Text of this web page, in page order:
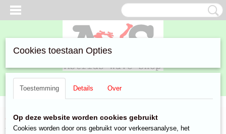
Inloggen Registreren
Home >Aanbiedingen>Speelgoed & Gadgets>
Me Up Sweet Key Charms
Cookies toestaan Opties
Toestemming Details Over
Op deze website worden cookies gebruikt
Cookies worden door ons gebruikt voor verkeersanalyse, het